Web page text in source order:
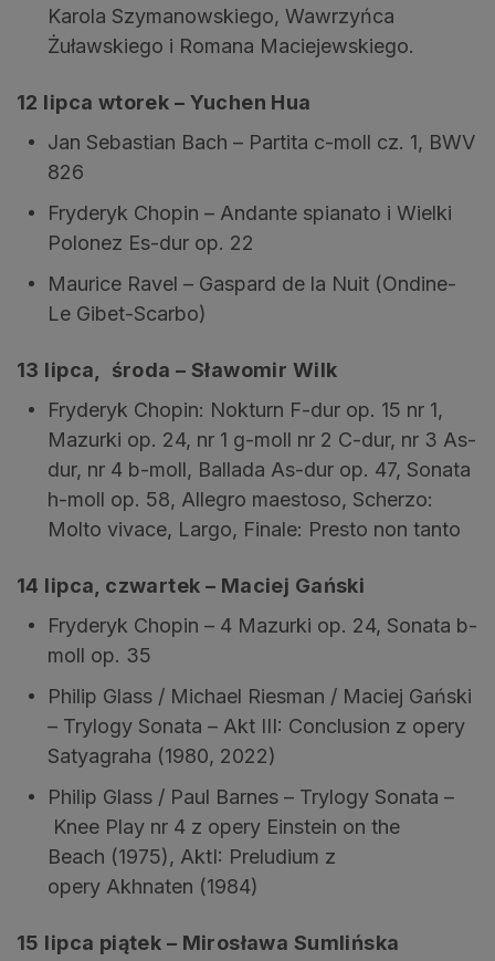
Karola Szymanowskiego, Wawrzyńca
Żuławskiego i Romana Maciejewskiego.
12 lipca wtorek – Yuchen Hua
Jan Sebastian Bach – Partita c-moll cz. 1, BWV
826
Fryderyk Chopin – Andante spianato i Wielki
Polonez Es-dur op. 22
Maurice Ravel – Gaspard de la Nuit (Ondine-
Le Gibet-Scarbo)
13 lipca, środa – Sławomir Wilk
Fryderyk Chopin: Nokturn F-dur op. 15 nr 1,
Mazurki op. 24, nr 1 g-moll nr 2 C-dur, nr 3 As-
dur, nr 4 b-moll, Ballada As-dur op. 47, Sonata
h-moll op. 58, Allegro maestoso, Scherzo:
Molto vivace, Largo, Finale: Presto non tanto
14 lipca, czwartek – Maciej Gański
Fryderyk Chopin – 4 Mazurki op. 24, Sonata b-
moll op. 35
Philip Glass / Michael Riesman / Maciej Gański
– Trylogy Sonata – Akt III: Conclusion z opery
Satyagraha (1980, 2022)
Philip Glass / Paul Barnes – Trylogy Sonata –
Knee Play nr 4 z opery Einstein on the
Beach (1975), AktI: Preludium z
opery Akhnaten (1984)
15 lipca piątek – Mirosława Sumlińska